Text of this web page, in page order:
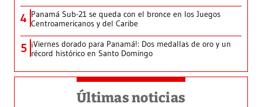
4 Panamá Sub-21 se queda con el bronce en los Juegos
Centroamericanos y del Caribe
5 ¡Viernes dorado para Panamá!: Dos medallas de oro y un
récord histórico en Santo Domingo
Últimas noticias